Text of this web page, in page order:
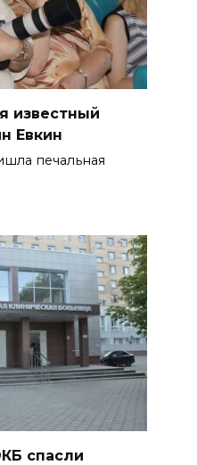
известный
Евкин
печальная
спасли